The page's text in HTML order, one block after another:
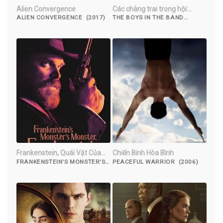
Alien Convergence
ALIEN CONVERGENCE (2017)
Các chàng trai trong hội:
Chuyện cá nhân
THE BOYS IN THE BAND
Frankenstein, Quái Vật Của
Quái Vật Của Frankenstein
FRANKENSTEIN'S MONSTER'S
Chiến Binh Hòa Bình
PEACEFUL WARRIOR (2006)